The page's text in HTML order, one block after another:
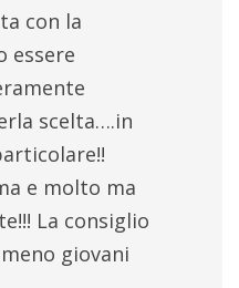
con la
essere
scelta….in
e molto ma
La consiglio
giovani